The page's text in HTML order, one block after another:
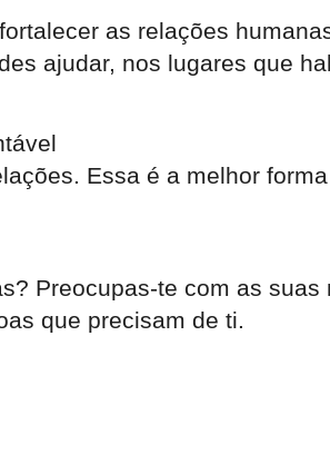
as relações
ajudar, nos lugares que
Essa é a melhor
Preocupas-te com as
que precisam de ti.